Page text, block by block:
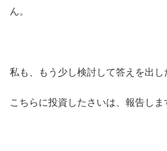
ん。
私も、もう少し検討して答えを出し
こちらに投資したさいは、報告し